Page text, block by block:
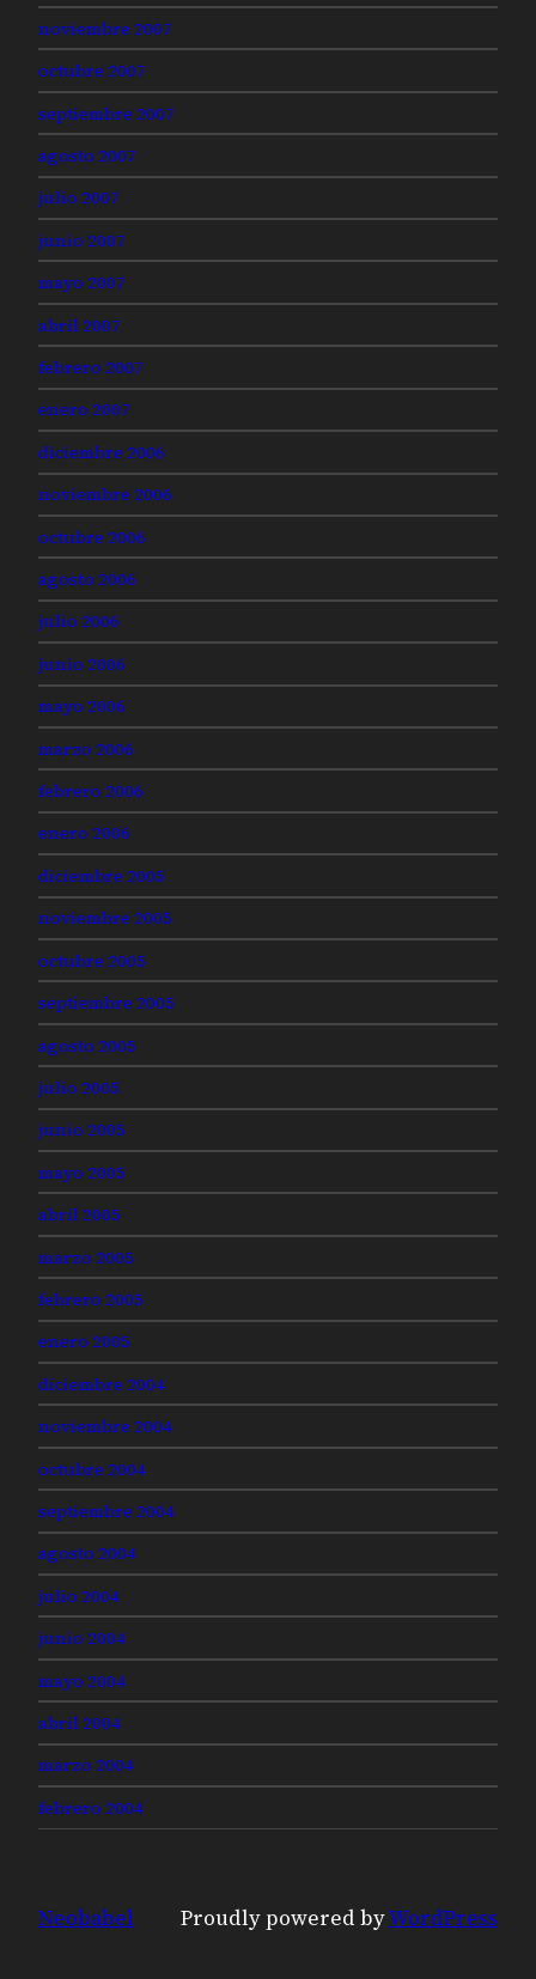
noviembre 2007
octubre 2007
septiembre 2007
agosto 2007
julio 2007
junio 2007
mayo 2007
abril 2007
febrero 2007
enero 2007
diciembre 2006
noviembre 2006
octubre 2006
agosto 2006
julio 2006
junio 2006
mayo 2006
marzo 2006
febrero 2006
enero 2006
diciembre 2005
noviembre 2005
octubre 2005
septiembre 2005
agosto 2005
julio 2005
junio 2005
mayo 2005
abril 2005
marzo 2005
febrero 2005
enero 2005
diciembre 2004
noviembre 2004
octubre 2004
septiembre 2004
agosto 2004
julio 2004
junio 2004
mayo 2004
abril 2004
marzo 2004
febrero 2004
Neobabel Proudly powered byWordPress